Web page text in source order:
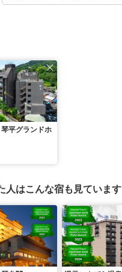
平グランドホ
人はこんな宿も見ています